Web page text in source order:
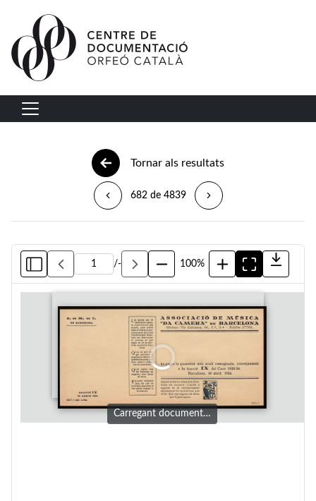
Vés al contingut
Navegació principal
Tornar als resultats
682 de 4839
/- 100%
Carregant document…